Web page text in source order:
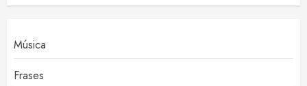
Música
Frases